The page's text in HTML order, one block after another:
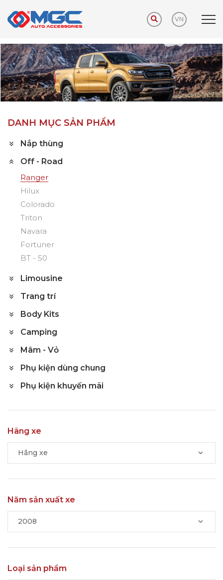
VN
Trang chủ Sản phẩm Off - Road Ranger
DANH MỤC SẢN PHẨM
Nắp thùng
Off - Road
Ranger
Hilux
Colorado
Triton
Navara
Fortuner
BT - 50
Limousine
Trang trí
Body Kits
Camping
Mâm - Vỏ
Phụ kiện dùng chung
Phụ kiện khuyến mãi
Hãng xe
Hãng xe
Năm sản xuất xe
2008
Loại sản phẩm